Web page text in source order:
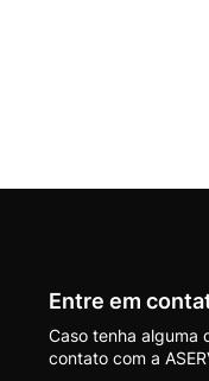
Entre em
Caso tenha alguma
contato com a